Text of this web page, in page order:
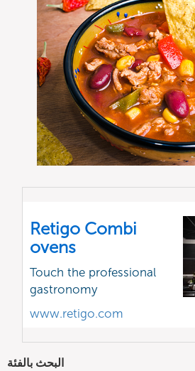
Retigo Combi
ovens
Touch the professional
gastronomy
www.retigo.com
البحث بالفئة